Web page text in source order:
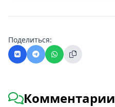
Поделиться:
Комментарии